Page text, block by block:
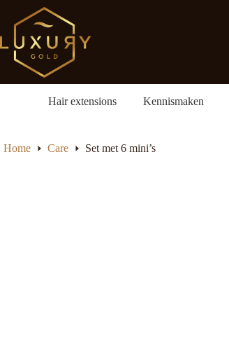
inhoud
Hair extensions Kennismaken
Home Care Set met 6 mini’s